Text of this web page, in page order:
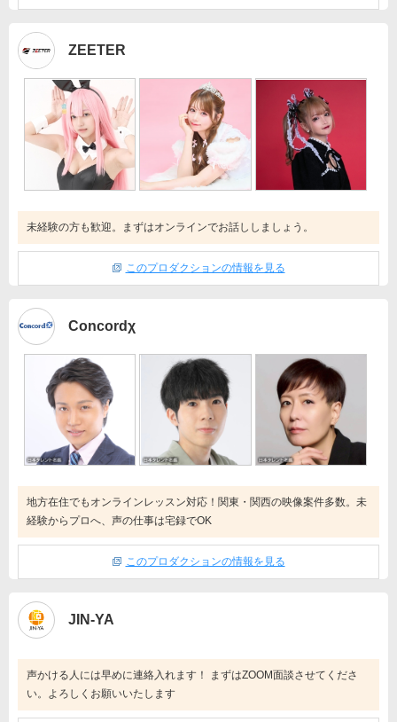
ZEETER
未経験の方も歓迎。まずはオンラインでお話ししましょう。
このプロダクションの情報を見る
Concordχ
地方在住でもオンラインレッスン対応！関東・関西の映像案件多数。未
経験からプロへ、声の仕事は宅録でOK
このプロダクションの情報を見る
JIN-YA
声かける人には早めに連絡入れます！ まずはZOOM面談させてくださ
い。よろしくお願いいたします